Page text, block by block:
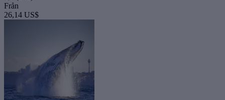
Från
26,14 US$